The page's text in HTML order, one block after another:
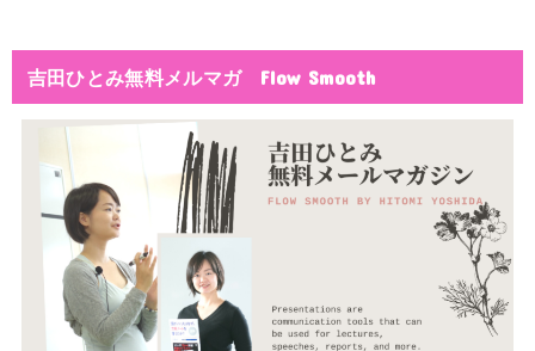
吉田ひとみ無料メルマガ Flow Smooth